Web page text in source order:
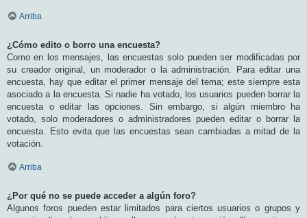
Arriba
¿Cómo edito o borro una encuesta?
Como en los mensajes, las encuestas solo pueden ser modificadas por
su creador original, un moderador o la administración. Para editar una
encuesta, hay que editar el primer mensaje del tema; este siempre esta
asociado a la encuesta. Si nadie ha votado, los usuarios pueden borrar la
encuesta o editar las opciones. Sin embargo, si algún miembro ha
votado, solo moderadores o administradores pueden editar o borrar la
encuesta. Esto evita que las encuestas sean cambiadas a mitad de la
votación.
Arriba
¿Por qué no se puede acceder a algún foro?
Algunos foros pueden estar limitados para ciertos usuarios o grupos y